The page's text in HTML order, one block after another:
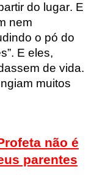
do lugar. E
nem
do o pó do
E eles,
de vida.
muitos
não é
parentes